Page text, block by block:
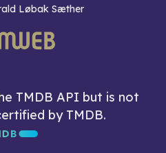
Løbak Sæther
TMDB API but is not
by TMDB.